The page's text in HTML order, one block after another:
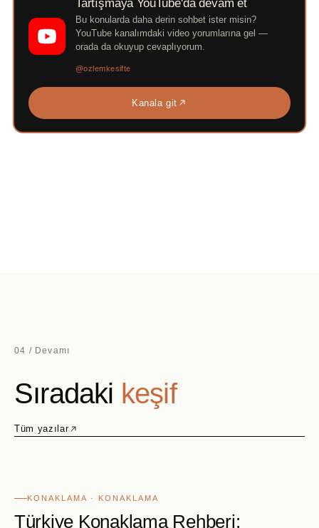
Tartışmaya YouTube'da devam et
Bu konularda daha derin sohbet ister misin?
YouTube kanalımdaki video yorumlarına gel —
orada da okuyup cevaplıyorum.
@ozlemkesifte
Kanala git
04 / Devamı
Sıradaki keşif
Tüm yazılar
KONAKLAMA · KONAKLAMA
Türkiye Konaklama Rehberi: